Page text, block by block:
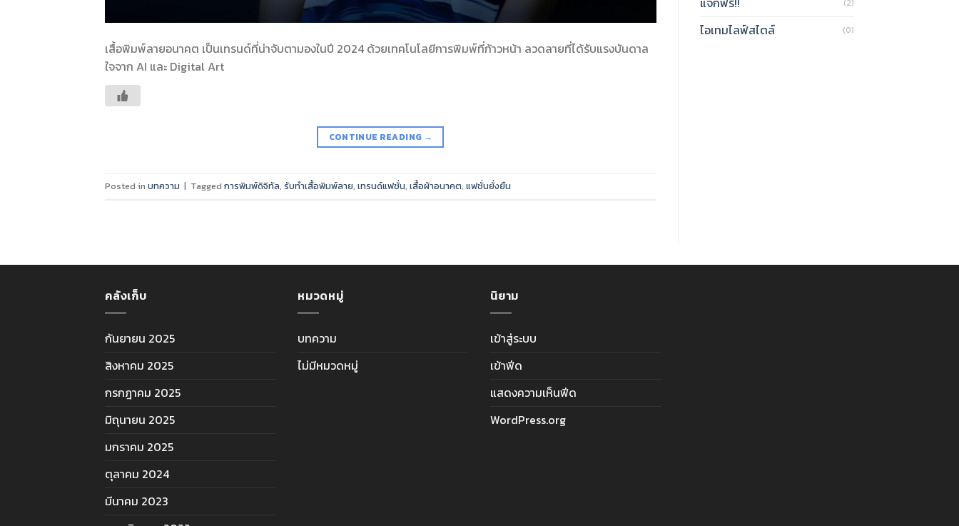
เสื้อพิมพ์ลายอนาคต เป็นเทรนด์ที่น่าจับตามองในปี 2024 ด้วยเทคโนโลยีการพิมพ์ที่ก้าวหน้า ลวดลายที่ได้รับแรงบันดาล
ใจจาก AI และ Digital Art
CONTINUE READING →
Posted in บทความ | Tagged การพิมพ์ดิจิทัล, รับทำเสื้อพิมพ์ลาย, เทรนด์แฟชั่น, เสื้อผ้าอนาคต, แฟชั่นยั่งยืน
(2)
ไอเทมไลฟ์สไตล์ (0)
คลังเก็บ
กันยายน 2025
สิงหาคม 2025
กรกฎาคม 2025
มิถุนายน 2025
มกราคม 2025
ตุลาคม 2024
มีนาคม 2023
หมวดหมู่
บทความ
ไม่มีหมวดหมู่
นิยาม
เข้าสู่ระบบ
เข้าฟีด
แสดงความเห็นฟีด
WordPress.org